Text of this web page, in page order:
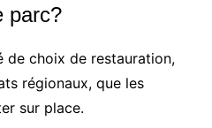
parc?
de choix de restauration,
régionaux, que les
sur place.